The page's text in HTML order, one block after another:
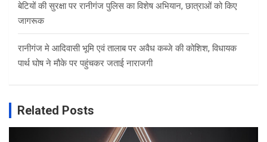
बेटियों की सुरक्षा पर रानीगंज पुलिस का विशेष अभियान, छात्राओं को किए
जागरूक
रानीगंज मे आदिवासी भूमि एवं तालाब पर अवैध कब्जे की कोशिश, विधायक
पार्थ घोष ने मौके पर पहुंचकर जताई नाराजगी
Related Posts